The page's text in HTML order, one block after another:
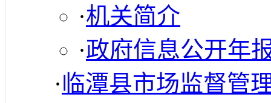
·机关简介
·政府信息公开年
·临潭县市场监督管